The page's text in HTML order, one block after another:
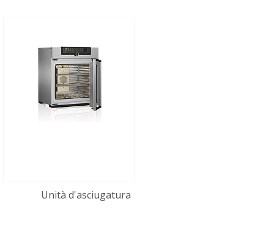
Unità d'asciugatura